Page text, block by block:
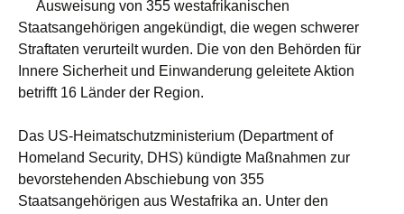
Ausweisung von 355 westafrikanischen
Staatsangehörigen angekündigt, die wegen schwerer
Straftaten verurteilt wurden. Die von den Behörden für
Innere Sicherheit und Einwanderung geleitete Aktion
betrifft 16 Länder der Region.
Das US-Heimatschutzministerium (Department of
Homeland Security, DHS) kündigte Maßnahmen zur
bevorstehenden Abschiebung von 355
Staatsangehörigen aus Westafrika an. Unter den